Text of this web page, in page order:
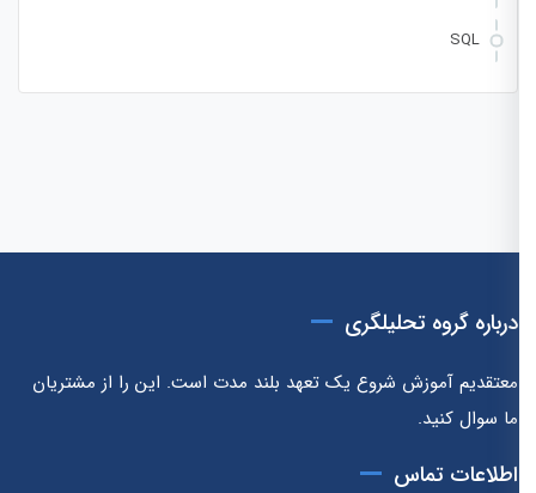
SQL
درباره گروه تحلیلگری
معتقدیم آموزش شروع یک تعهد بلند مدت است. این را از مشتریان
ما سوال کنید.
اطلاعات تماس